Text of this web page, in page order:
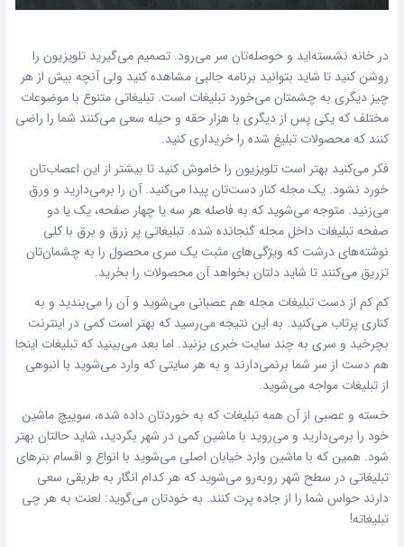
در خانه نشسته‌اید و حوصله‌تان سر می‌رود. تصمیم می‌گیرید تلویزیون را
روشن کنید تا شاید بتوانید برنامه جالبی مشاهده کنید ولی آنچه بیش از هر
چیز دیگری به چشمتان می‌خورد تبلیغات است. تبلیغاتی متنوع با موضوعات
مختلف که یکی پس از دیگری با هزار حقه و حیله سعی می‌کنند شما را راضی
کنند که محصولات تبلیغ شده را خریداری کنید.
فکر می‌کنید بهتر است تلویزیون را خاموش کنید تا بیشتر از این اعصاب‌تان
خورد نشود. یک مجله کنار دست‌تان پیدا می‌کنید. آن را برمی‌دارید و ورق
می‌زنید. متوجه می‌شوید که به فاصله هر سه یا چهار صفحه، یک یا دو
صفحه تبلیغات داخل مجله گنجانده شده. تبلیغاتی پر زرق و برق با کلی
نوشته‌های درشت که ویژگی‌های مثبت یک سری محصول را به چشمان‌تان
تزریق می‌کنند تا شاید دلتان بخواهد آن محصولات را بخرید.
کم کم از دست تبلیغات مجله هم عصبانی می‌شوید و آن را می‌بندید و به
کناری پرتاب می‌کنید. به این نتیجه می‌رسید که بهتر است کمی در اینترنت
بچرخید و سری به چند سایت خبری بزنید. اما بعد می‌بینید که تبلیغات اینجا
هم دست از سر شما برنمی‌دارند و به هر سایتی که وارد می‌شوید با انبوهی
از تبلیغات مواجه می‌شوید.
خسته و عصبی از آن همه تبلیغات که به خوردتان داده شده، سوییچ ماشین
خود را برمی‌دارید و می‌روید با ماشین کمی در شهر بگردید، شاید حالتان بهتر
شود. همین که با ماشین وارد خیابان اصلی می‌شوید با انواع و اقسام بنرهای
تبلیغاتی در سطح شهر روبه‌رو می‌شوید که هر کدام انگار به طریقی سعی
دارند حواس شما را از جاده پرت کنند. به خودتان می‌گوید: لعنت به هر چی
تبلیغاته!